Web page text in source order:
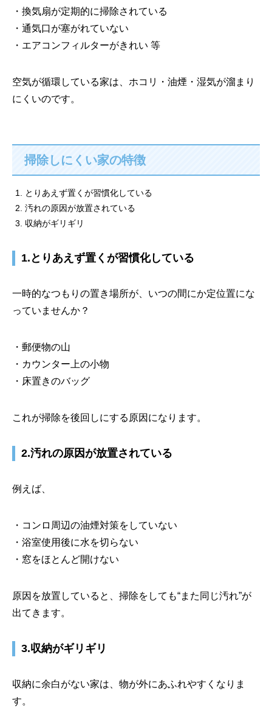
・換気扇が定期的に掃除されている
・通気口が塞がれていない
・エアコンフィルターがきれい 等
空気が循環している家は、ホコリ・油煙・湿気が溜まり
にくいのです。
掃除しにくい家の特徴
とりあえず置くが習慣化している
汚れの原因が放置されている
収納がギリギリ
1.とりあえず置くが習慣化している
一時的なつもりの置き場所が、いつの間にか定位置にな
っていませんか？
・郵便物の山
・カウンター上の小物
・床置きのバッグ
これが掃除を後回しにする原因になります。
2.汚れの原因が放置されている
例えば、
・コンロ周辺の油煙対策をしていない
・浴室使用後に水を切らない
・窓をほとんど開けない
原因を放置していると、掃除をしても“また同じ汚れ”が
出てきます。
3.収納がギリギリ
収納に余白がない家は、物が外にあふれやすくなりま
す。